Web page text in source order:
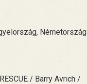
Németország
/ Barry Avrich /